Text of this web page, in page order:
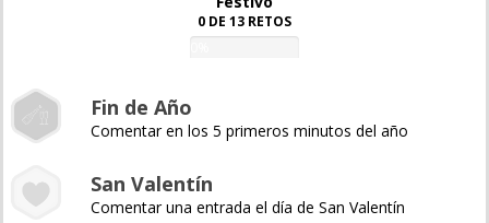
0 DE 13 RETOS
Fin de Año
Comentar en los 5 primeros minutos del año
San Valentín
Comentar una entrada el día de San Valentín